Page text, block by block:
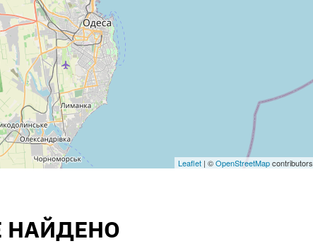
Leaflet | ©OpenStreetMapcontributors
НАЙДЕНО